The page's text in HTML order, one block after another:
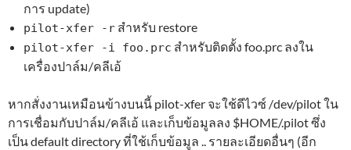
การ update)
pilot-xfer -r สำหรับ restore
pilot-xfer -i foo.prc สำหรับติดตั้ง foo.prc ลงใน
เครื่องปาล์ม/คลีเอ้
หากสั่งงานเหมือนข้างบนนี้ pilot-xfer จะใช้ดีไวซ์ /dev/pilot ใน
การเชื่อมกับปาล์ม/คลีเอ้ และเก็บข้อมูลลง $HOME/.pilot ซึ่ง
เป็น default directory ที่ใช้เก็บข้อมูล .. รายละเอียดอื่นๆ (อีก